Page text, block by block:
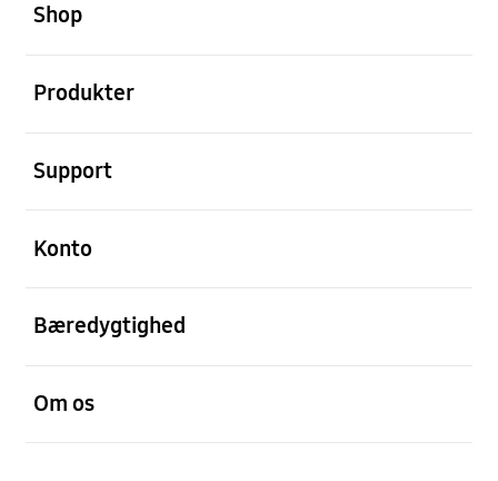
Shop
Produkter
Support
Konto
Bæredygtighed
Om os